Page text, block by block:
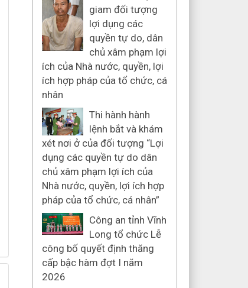
giam đối tượng
lợi dụng các
quyền tự do, dân
chủ xâm phạm lợi
ích của Nhà nước, quyền, lợi
ích hợp pháp của tổ chức, cá
nhân
Thi hành hành
lệnh bắt và khám
xét nơi ở của đối tượng “Lợi
dụng các quyền tự do dân
chủ xâm phạm lợi ích của
Nhà nước, quyền, lợi ích hợp
pháp của tổ chức, cá nhân”
Công an tỉnh Vĩnh
Long tổ chức Lễ
công bố quyết định thăng
cấp bậc hàm đợt I năm
2026